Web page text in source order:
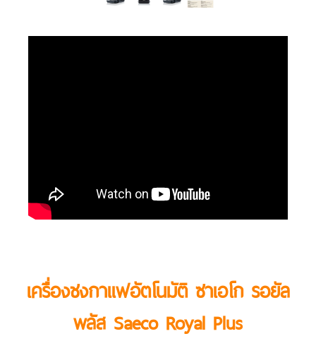
เครื่องชงกาแฟอัตโนมัติ ซาเอโก รอยัล
พลัส Saeco Royal Plus